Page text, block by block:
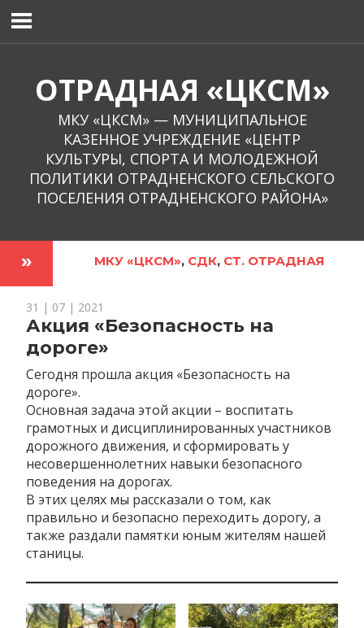
содержимому
ОТРАДНАЯ «ЦКСМ»
МКУ «ЦКСМ» — МУНИЦИПАЛЬНОЕ
КАЗЕННОЕ УЧРЕЖДЕНИЕ «ЦЕНТР
КУЛЬТУРЫ, СПОРТА И МОЛОДЕЖНОЙ
ПОЛИТИКИ ОТРАДНЕНСКОГО СЕЛЬСКОГО
ПОСЕЛЕНИЯ ОТРАДНЕНСКОГО РАЙОНА»
МКУ «ЦКСМ», СДК, СТ. ОТРАДНАЯ
31 | 07 | 2021
Акция «Безопасность на
дороге»
Сегодня прошла акция «Безопасность на
дороге».
Основная задача этой акции – воспитать
грамотных и дисциплинированных участников
дорожного движения, и сформировать у
несовершеннолетних навыки безопасного
поведения на дорогах.
В этих целях мы рассказали о том, как
правильно и безопасно переходить дорогу, а
также раздали памятки юным жителям нашей
станицы.